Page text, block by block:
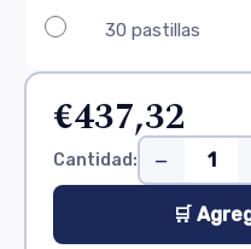
30 pastillas
€437,32
Cantidad: −
🛒